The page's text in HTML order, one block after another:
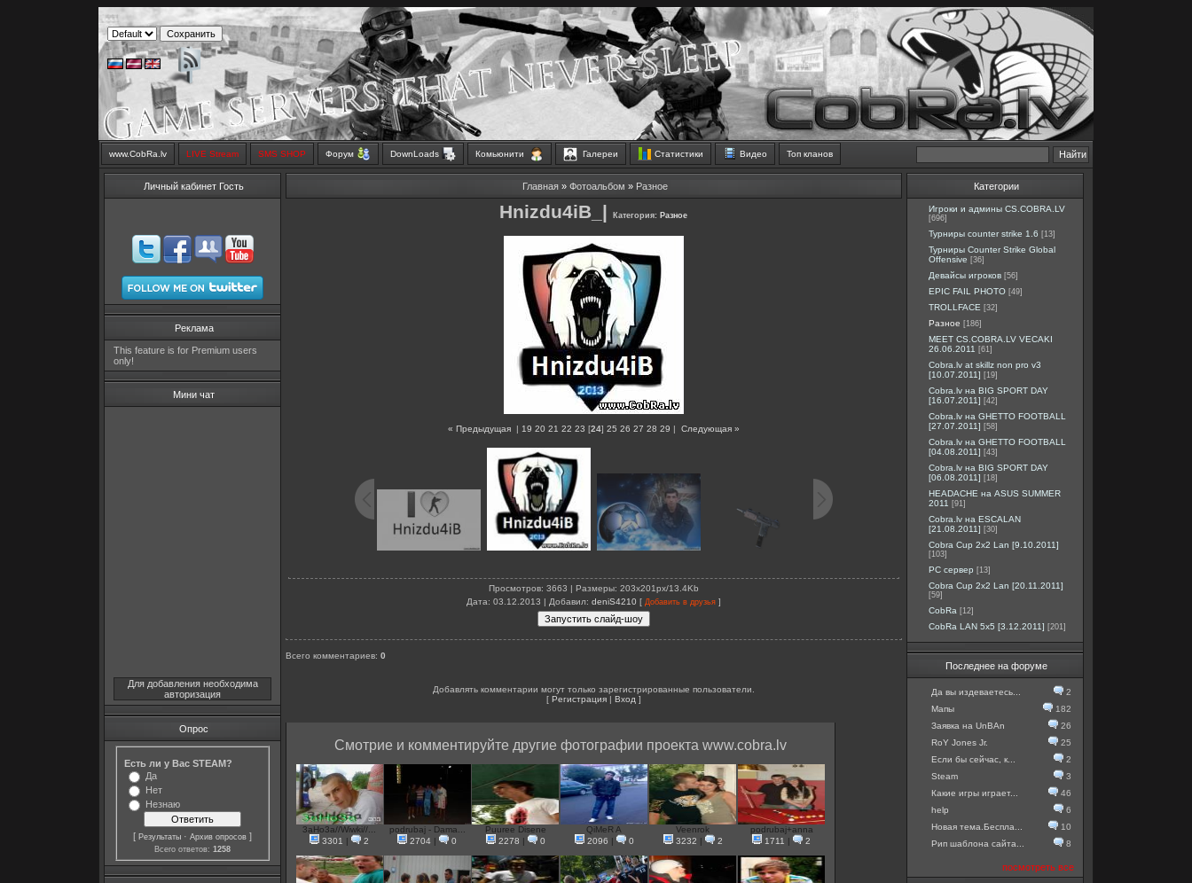
www.CobRa.lv LIVE Stream SMS SHOP Форум DownLoads Комьюнити Галереи Статистики Видео Топ кланов
Личный кабинет Гость
Реклама
This feature is for Premium users
only!
Мини чат
Для добавления необходима
авторизация
Опрос
Есть ли у Вас STEAM?
Да
Нет
Незнаю
[ Результаты · Архив опросов ]
Всего ответов: 1258
Главная » Фотоальбом » Разное
Hnizdu4iB_| Категория: Разное
« Предыдущая| 19 20 21 22 23 [24] 25 26 27 28 29 | Следующая »
Просмотров: 3663 | Размеры: 203x201px/13.4Kb
Дата: 03.12.2013 | Добавил: deniS4210 [ Добавить в друзья ]
Всего комментариев: 0
Добавлять комментарии могут только зарегистрированные пользователи.
[ Регистрация Вход ]
Смотрие и комментируйте другие фотографии проекта www.cobra.lv
3aHo3a//Wiwki//...
3301
2
podrubaj - Dama...
2704
0
Puuree Disene
2278
0
QiMeR A
2096
0
Veenrok
3232
2
podrubaj+anna
1711
2
Категории
Игроки и админы CS.COBRA.LV
[696]
Турниры counter strike 1.6 [13]
Турниры Counter Strike Global
Offensive [36]
Девайсы игроков [56]
EPIC FAIL PHOTO [49]
TROLLFACE [32]
Разное [186]
MEET CS.COBRA.LV VECAKI
26.06.2011 [61]
Cobra.lv at skillz non pro v3
[10.07.2011] [19]
Cobra.lv на BIG SPORT DAY
[16.07.2011] [42]
Cobra.lv на GHETTO FOOTBALL
[27.07.2011] [58]
Cobra.lv на GHETTO FOOTBALL
[04.08.2011] [43]
Cobra.lv на BIG SPORT DAY
[06.08.2011] [18]
HEADACHE на ASUS SUMMER
2011 [91]
Cobra.lv на ESCALAN
[21.08.2011] [30]
Cobra Cup 2x2 Lan [9.10.2011]
[103]
PC сервер [13]
Cobra Cup 2x2 Lan [20.11.2011]
[59]
CobRa [12]
CobRa LAN 5x5 [3.12.2011] [201]
Последнее на форуме
Да вы издеваетесь...
2
Мапы
182
Заявка на UnBAn
26
RoY Jones Jr.
25
Если бы сейчас, к...
2
Steam
3
Какие игры играет...
46
help
6
Новая тема.Беспла...
10
Рип шаблона сайта...
8
посмотреть все